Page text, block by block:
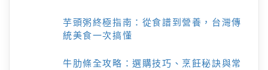
芋頭粥終極指南：從食譜到營養，台灣傳
統美食一次搞懂
牛肋條全攻略：選購技巧、烹飪秘訣與常